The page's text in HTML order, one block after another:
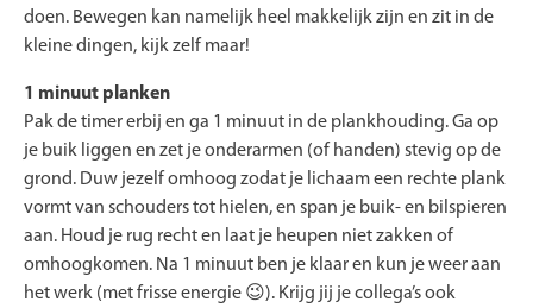
doen. Bewegen kan namelijk heel makkelijk zijn en zit in de
kleine dingen, kijk zelf maar!
1 minuut planken
Pak de timer erbij en ga 1 minuut in de plankhouding. Ga op
je buik liggen en zet je onderarmen (of handen) stevig op de
grond. Duw jezelf omhoog zodat je lichaam een rechte plank
vormt van schouders tot hielen, en span je buik- en bilspieren
aan. Houd je rug recht en laat je heupen niet zakken of
omhoogkomen. Na 1 minuut ben je klaar en kun je weer aan
het werk (met frisse energie 😉). Krijg jij je collega’s ook